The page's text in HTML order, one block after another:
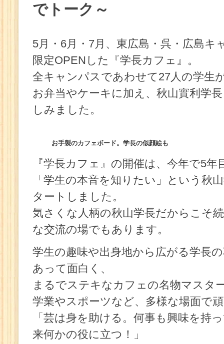
でトーク～
5月・6月・7月、東広島・呉・広島キ
限定OPENした『学長カフェ』。
全キャンパスであわせて27人の学生
お弁当やケーキに加え、秋山實利学
しみました。
お手製のカフェボード。学長の似顔絵も
『学長カフェ』の開催は、今年で5年
「学生の本音を知りたい」という秋
タートしました。
気さくな人柄の秋山学長だからこそ
な交流の場でもあります。
学生の趣味や出身地から広がる学長
あって面白く、
まるでステキなカフェの名物マスタ
学業やスポーツなど、多様な場面で
「芸は身を助ける。何事も興味を持
来何かの役に立つ！」